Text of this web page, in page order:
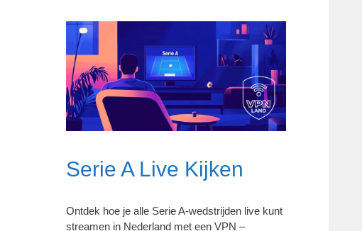
Serie A Live Kijken
Ontdek hoe je alle Serie A-wedstrijden live kunt
streamen in Nederland met een VPN –